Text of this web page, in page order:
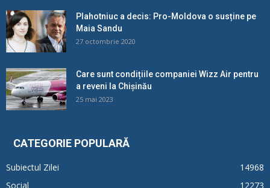
Plahotniuc a decis: Pro-Moldova o susține pe
Maia Sandu
27 octombrie 2020
Care sunt condițiile companiei Wizz Air pentru
a reveni la Chișinău
25 mai 2023
CATEGORIE POPULARĂ
Subiectul Zilei
14968
Social
12273